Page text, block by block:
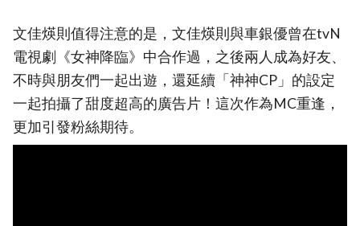
文佳煐則值得注意的是，文佳煐則與車銀優曾在tvN
電視劇《女神降臨》中合作過，之後兩人成為好友、
不時與朋友們一起出遊，還延續「神神CP」的設定
一起拍攝了甜度超高的廣告片！這次作為MC重逢，
更加引發粉絲期待。